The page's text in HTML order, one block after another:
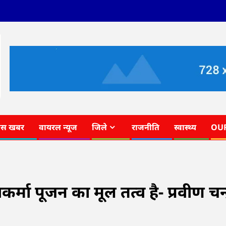
खबर वायरल न्यूज जिले राजनीति स्वास्थ्य
पूजन का मूल तत्व है- प्रवीण